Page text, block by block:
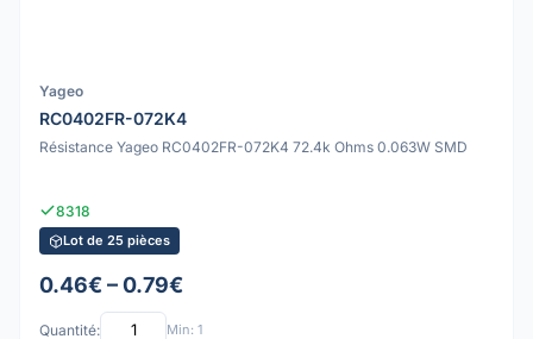
Yageo
RC0402FR-072K4
Résistance Yageo RC0402FR-072K4 72.4k Ohms 0.063W SMD
8318
Lot de 25 pièces
0.46€ – 0.79€
Quantité: Min: 1